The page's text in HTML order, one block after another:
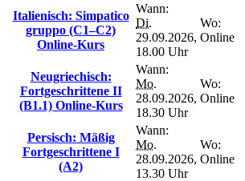
Italienisch: Simpatico
gruppo (C1–C2)
Online-Kurs
Wann:
Di.
29.09.2026,
18.00 Uhr
Wo:
Online
Neugriechisch:
Fortgeschrittene II
(B1.1) Online-Kurs
Wann:
Mo.
28.09.2026,
18.30 Uhr
Wo:
Online
Persisch: Mäßig
Fortgeschrittene I
(A2)
Wann:
Mo.
28.09.2026,
13.30 Uhr
Wo:
Online